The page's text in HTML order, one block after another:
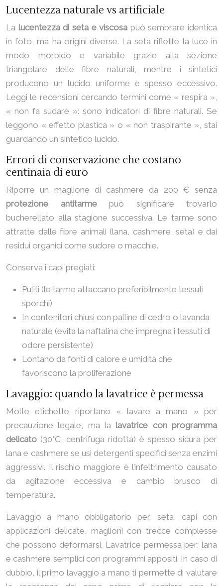
Lucentezza naturale vs artificiale
La lucentezza di seta e viscosa può sembrare identica
in foto, ma ha origini diverse. La seta riflette la luce in
modo morbido e variabile grazie alla sezione
triangolare delle fibre naturali, mentre i sintetici
producono un lucido uniforme e spesso eccessivo.
Leggi le recensioni cercando termini come « respira »,
« non fa sudare »: sono indicatori di fibre naturali. Se
leggono « effetto plastica » o « non traspirante », stai
guardando un sintetico lucido.
Errori di conservazione che costano
centinaia di euro
Riporre un maglione di cashmere da 200 € senza
protezione antitarmepuò significare trovarlo
bucherellato alla stagione successiva. Le tarme sono
attratte dalle fibre animali (lana, cashmere, seta) e dai
residui organici come sudore o macchie.
Conserva i capi pregiati:
Puliti (le tarme attaccano preferibilmente tessuti
sporchi)
In contenitori chiusi con palline di cedro o lavanda
naturale (evita la naftalina che impregna i tessuti di
odore persistente)
Lontano da fonti di calore e umidità che
favoriscono la proliferazione
Lavaggio: quando la lavatrice è permessa
Molte etichette riportano « lavare a mano » per
precauzione legale, ma la lavatrice con programma
delicato (30°C, centrifuga ridotta) è spesso sicura per
lana e cashmere se usi detergenti specifici senza enzimi
aggressivi. Il rischio maggiore è l’infeltrimento causato
da agitazione eccessiva e cambio brusco di
temperatura.
Lavaggio a mano obbligatorio per: seta, capi con
applicazioni delicate, maglioni con trecce complesse
che possono deformarsi. Lavatrice permessa per: lana
e cashmere semplici con programmi appositi. In caso di
dubbio, il primo lavaggio a mano ti permette di valutare